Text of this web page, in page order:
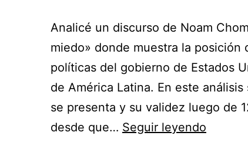
Analicé un discurso de Noam
miedo» donde muestra la posición
políticas del gobierno de Estados
de América Latina. En este
se presenta y su validez luego de
desde que… Seguir leyendo